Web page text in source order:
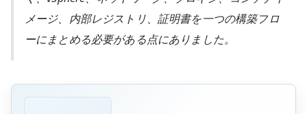
メージ、内部レジストリ、証明書を一つの構築フロ
ーにまとめる必要がある点にありました。